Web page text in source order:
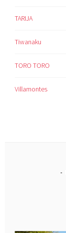
TARIJA
Tiwanaku
TORO TORO
Villamontes